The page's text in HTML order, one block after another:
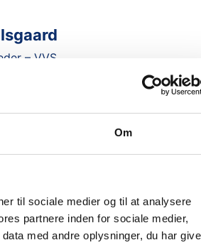
Om
til sociale medier og til at analysere
partnere inden for sociale medier,
med andre oplysninger, du har
– VVS